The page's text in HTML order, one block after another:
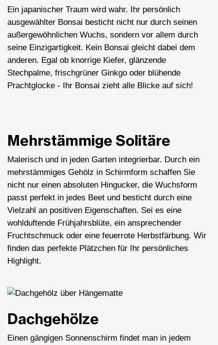
Ein japanischer Traum wird wahr. Ihr persönlich
ausgewählter Bonsai besticht nicht nur durch seinen
außergewöhnlichen Wuchs, sondern vor allem durch
seine Einzigartigkeit. Kein Bonsai gleicht dabei dem
anderen. Egal ob knorrige Kiefer, glänzende
Stechpalme, frischgrüner Ginkgo oder blühende
Prachtglocke - Ihr Bonsai zieht alle Blicke auf sich!
Mehrstämmige Solitäre
Malerisch und in jeden Garten integrierbar. Durch ein
mehrstämmiges Gehölz in Schirmform schaffen Sie
nicht nur einen absoluten Hingucker, die Wuchsform
passt perfekt in jedes Beet und besticht durch eine
Vielzahl an positiven Eigenschaften. Sei es eine
wohlduftende Frühjahrsblüte, ein ansprechender
Fruchtschmuck oder eine feuerrote Herbstfärbung. Wir
finden das perfekte Plätzchen für Ihr persönliches
Highlight.
Dachgehölze
Einen gängigen Sonnenschirm findet man in jedem